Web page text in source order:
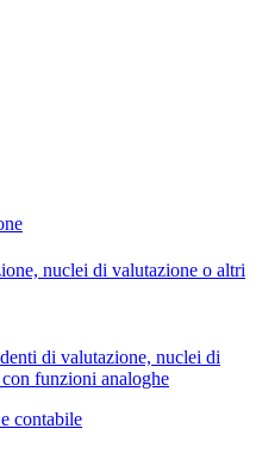
nuclei di valutazione o altri
di valutazione, nuclei di
funzioni analoghe
contabile